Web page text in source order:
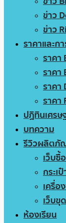
ข่าว
ข่าว
ราคาและก
ราคา
ราคา
ราคา
ราคา
ปฏิทินเศรษ
บทความ
รีวิวผลิตภั
เว็บซื้
กระเ
เครื่อ
เว็บขุ
ห้องเรียน